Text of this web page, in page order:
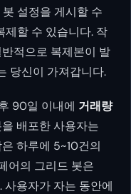
설정을 게시할 수
제할 수 있습니다. 작
적으로 복제본이 발
당신이 가져갑니다.
90일 이내에 거래량
배포한 사용자는
하루에 5~10건의
어의 그리드 봇은
용자가 자는 동안에